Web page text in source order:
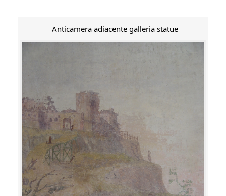
Anticamera adiacente galleria statue